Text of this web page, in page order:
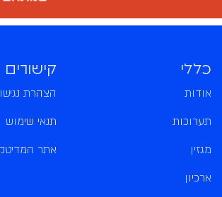
כללי
אודות
תערוכות
מגזין
ארכיון
קישורים
הצהרת
תנאי שימוש
אתר